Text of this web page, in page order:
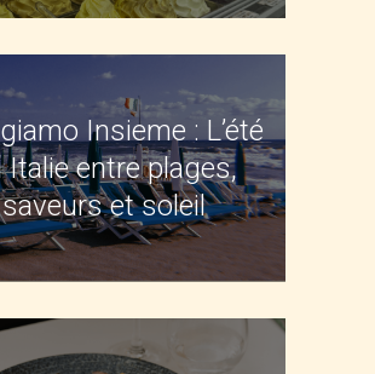
Insieme : L’été
Italie entre plages,
saveurs et soleil